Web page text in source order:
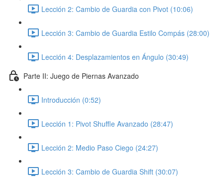
Lección 2: Cambio de Guardia con Pivot (10:06)
Lección 3: Cambio de Guardia Estilo Compás (28:00)
Lección 4: Desplazamientos en Ángulo (30:49)
Parte II: Juego de Piernas Avanzado
Introducción (0:52)
Lección 1: Pivot Shuffle Avanzado (28:47)
Lección 2: Medio Paso Ciego (24:27)
Lección 3: Cambio de Guardia Shift (30:07)